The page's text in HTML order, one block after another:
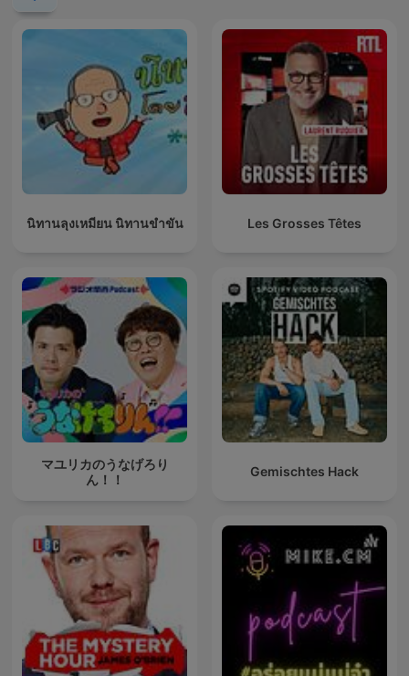
นิทานลุงเหมียน นิทานขำขัน Les Grosses Têtes
マユリカのうなげろり
ん！！
Gemischtes Hack